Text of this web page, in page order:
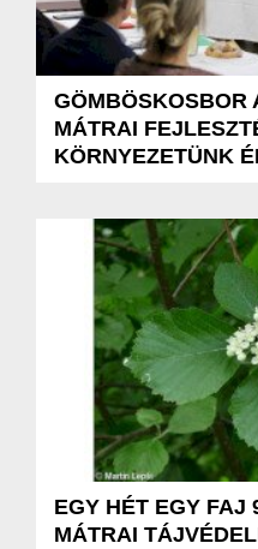
GÖMBÖSKOSBOR
MÁTRAI
KÖRNYEZETÜNK
EGY HÉT EGY FAJ
MÁTRAI